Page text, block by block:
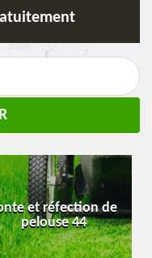
et réfection de
pelouse 44